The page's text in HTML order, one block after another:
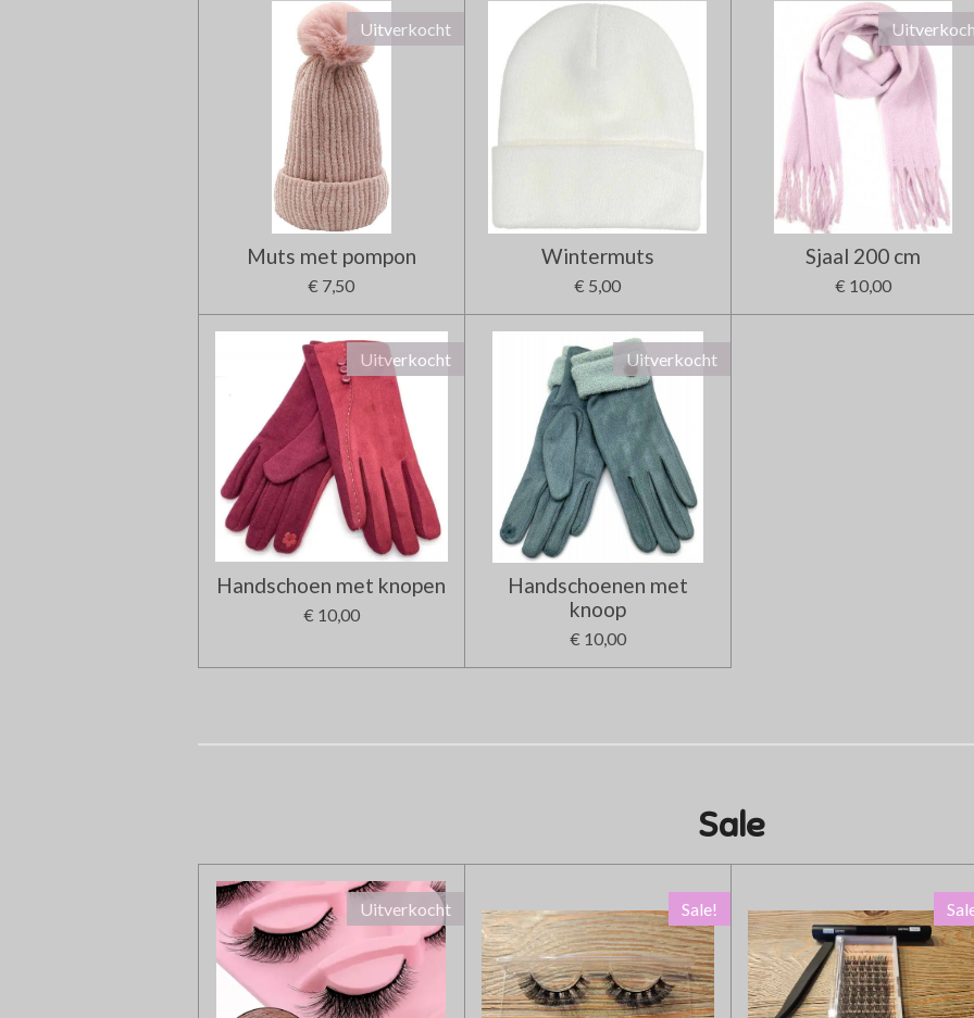
Uitverkocht
Muts met pompon
€ 7,50
Wintermuts
€ 5,00
Sjaal 200 cm
€ 10,00
Uitverkocht
Handschoen met knopen
€ 10,00
Uitverkocht
Handschoenen met
knoop
€ 10,00
Sale
Uitverkocht Sale!